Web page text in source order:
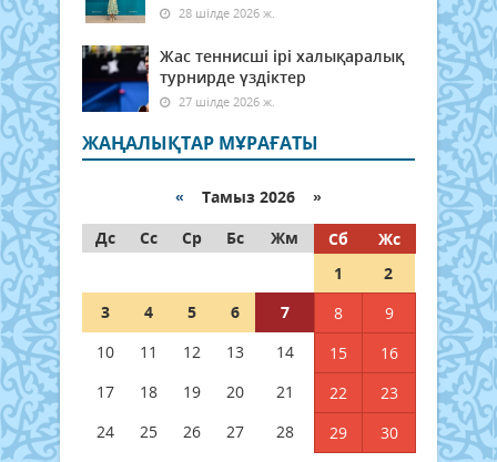
28 шілде 2026 ж.
Жас теннисші ірі халықаралық
турнирде үздіктер
27 шілде 2026 ж.
ЖАҢАЛЫҚТАР МҰРАҒАТЫ
« Тамыз 2026 »
Дс
Сс Ср Бс Жм Сб
Жс
1
2
3
4 5 6 7 8
9
10
11 12 13 14 15
16
17
18 19 20 21 22
23
24
25 26 27 28 29
30